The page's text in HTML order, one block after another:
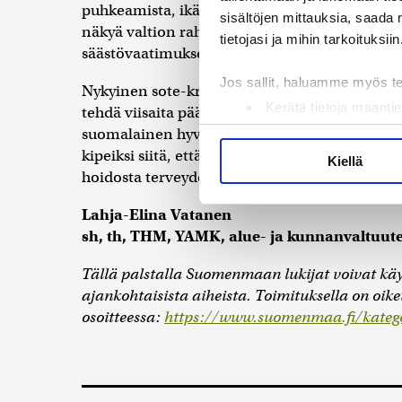
sisältöjen mittauksia, saada
tietojasi ja mihin tarkoituksiin.
Jos sallit, haluamme myös
Kerätä tietoja
Tunnistaa laitteesi
Lue lisää siitä, miten
Käytämme evästeitä
ja kävijämäärämme
olet antanut heille tai joita
Kiellä
puhkeamista, ikäihmisten toimintakyvyn
näkyä valtion rahoituksessa nykyistä
säästövaatimuksena.
Nykyinen sote-kriisi on pakko käyttää
tehdä viisaita päätöksiä. Ennaltaehkäisevä
suomalainen hyvinvointiyhteiskunta
kipeiksi siitä, että korjaamme asioita liian
hoidosta terveyden rakentamiseen – nyt.
Lahja-Elina Vatanen
sh, th, THM, YAMK, alue- ja
Tällä palstalla Suomenmaan lukijat voivat
ajankohtaisista aiheista. Toimituksella on
osoitteessa: https://www.suomenmaa.fi/